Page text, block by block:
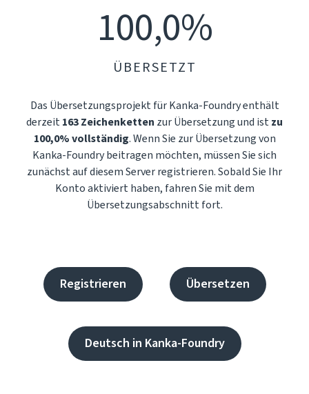
100,0%
ÜBERSETZT
Das Übersetzungsprojekt für Kanka-Foundry enthält
derzeit163 Zeichenketten zur Übersetzung und istzu
100,0% vollständig. Wenn Sie zur Übersetzung von
Kanka-Foundry beitragen möchten, müssen Sie sich
zunächst auf diesem Server registrieren. Sobald Sie Ihr
Konto aktiviert haben, fahren Sie mit dem
Übersetzungsabschnitt fort.
Registrieren Übersetzen
Deutsch in Kanka-Foundry